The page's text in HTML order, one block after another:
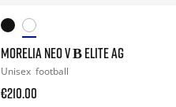
MORELIA NEO V Β ELITE AG
Unisex football
€210.00